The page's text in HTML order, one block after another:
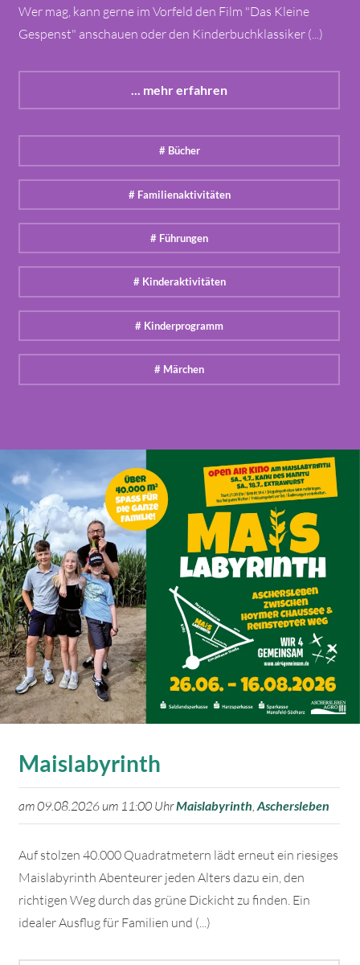
Wer mag, kann gerne im Vorfeld den Film "Das Kleine
Gespenst" anschauen oder den Kinderbuchklassiker (...)
... mehr erfahren
# Bücher
# Familienaktivitäten
# Führungen
# Kinderaktivitäten
# Kinderprogramm
# Märchen
Maislabyrinth
am 09.08.2026 um 11:00 UhrMaislabyrinth,Aschersleben
Auf stolzen 40.000 Quadratmetern lädt erneut ein riesiges
Maislabyrinth Abenteurer jeden Alters dazu ein, den
richtigen Weg durch das grüne Dickicht zu finden. Ein
idealer Ausflug für Familien und (...)